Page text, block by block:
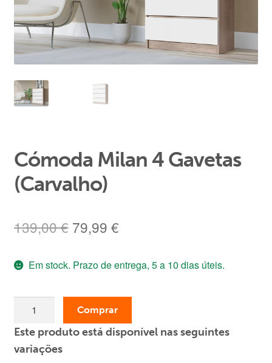
Área de Cliente
Cómoda Milan 4 Gavetas
(Carvalho)
139,00€ O
original
era:
139,00 €.
79,99 €O
atual
é:
Em stock. Prazo de entrega, 5 a 10 dias úteis.
Cómoda
Milan
Comprar
Este produto está disponível nas seguintes
variações